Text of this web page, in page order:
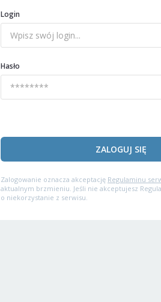
Login
Hasło
ZALOGUJ SIĘ
Zalogowanie oznacza akceptację Regulaminu
aktualnym brzmieniu. Jeśli nie akceptujesz
o niekorzystanie z serwisu.